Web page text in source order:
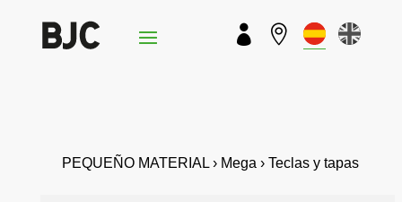
 
PEQUEÑO MATERIAL › Mega › Teclas y tapas